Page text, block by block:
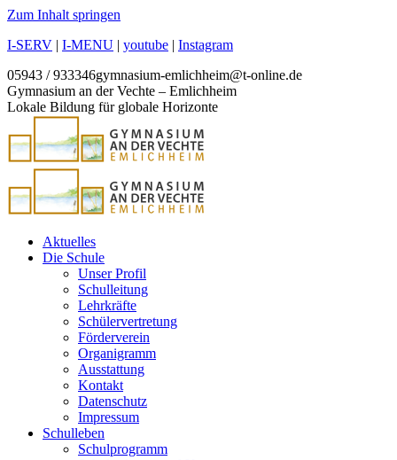
Zum Inhalt springen
I-SERV | I-MENU | youtube | Instagram
05943 / 933346gymnasium-emlichheim@t-online.de
Gymnasium an der Vechte – Emlichheim
Lokale Bildung für globale Horizonte
Aktuelles
Die Schule
Unser Profil
Schulleitung
Lehrkräfte
Schülervertretung
Förderverein
Organigramm
Ausstattung
Kontakt
Datenschutz
Impressum
Schulleben
Schulprogramm